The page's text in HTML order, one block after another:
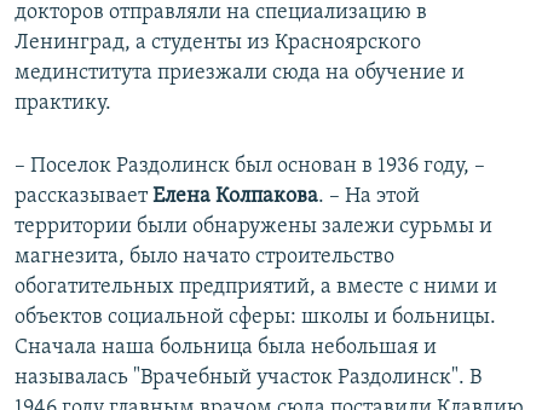
докторов отправляли на специализацию в
Ленинград, а студенты из Красноярского
мединститута приезжали сюда на обучение и
практику.
– Поселок Раздолинск был основан в 1936 году, –
рассказываетЕлена Колпакова. – На этой
территории были обнаружены залежи сурьмы и
магнезита, было начато строительство
обогатительных предприятий, а вместе с ними и
объектов социальной сферы: школы и больницы.
Сначала наша больница была небольшая и
называлась "Врачебный участок Раздолинск". В